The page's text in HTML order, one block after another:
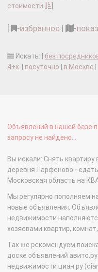
стоимости
-избранное | -
Искать: | без
4+к.
посуточно в Москве
Объявлений в нашей базе
запросу не найдено...
Вы искали: Снять
деревня Парфеново -
Московская область на
Мы регулярно пополняем
новые объявления.
недвижимости
хозяевами квартир,
Так же рекомендуем
доске объявлений
недвижимости циан.ру